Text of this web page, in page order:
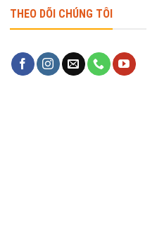
THEO DÕI CHÚNG TÔI